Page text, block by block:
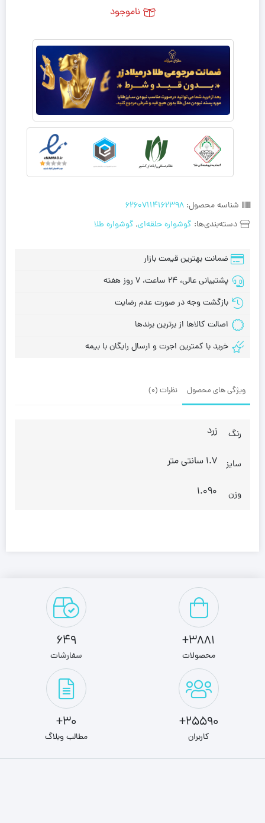
شناسه محصول: 62607114162398
دسته‌بندی‌ها: گوشواره حلقه‌ای, گوشواره طلا
ضمانت بهترین قیمت بازار
پشتیبانی عالی، 24 ساعت، 7 روز هفته
بازگشت وجه در صورت عدم رضایت
اصالت کالاها از برترین برندها
خرید با کمترین اجرت و ارسال رایگان با بیمه
ناموجود
ویژگی های محصول نظرات (0)
رنگ زرد
سایز 1.7 سانتی متر
وزن 1.090
3881+
محصولات
649
سفارشات
25590+
کاربران
30+
مطالب وبلاگ